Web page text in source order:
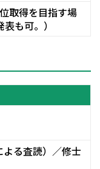
取得を目指す場
も可。）
る査読）／修士